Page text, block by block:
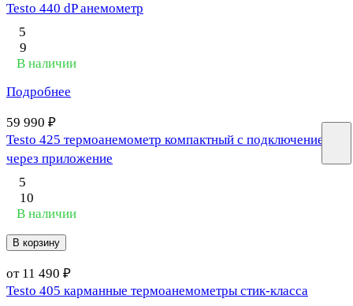
Testo 440 dP анемометр
5
9
В наличии
Подробнее
59 990 ₽
Testo 425 термоанемометр компактный с подключением
через приложение
5
10
В наличии
В корзину
от 11 490 ₽
Testo 405 карманные термоанемометры стик-класса